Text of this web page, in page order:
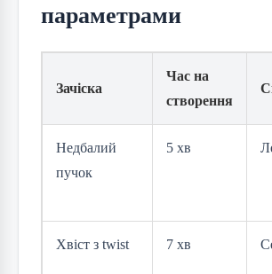
параметрами
Зачіска
Час на
створення
Недбалий
пучок
5 хв
Хвіст з twist 7 хв